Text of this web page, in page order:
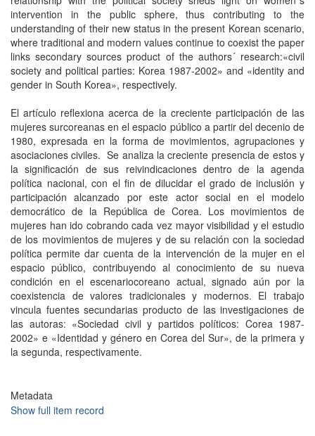
intervention in the public sphere, thus contributing to the
understanding of their new status in the present Korean scenario,
where traditional and modern values continue to coexist the paper
links secondary sources product of the authors´ research:«civil
society and political parties: Korea 1987-2002» and «identity and
gender in South Korea», respectively.
El artículo reflexiona acerca de la creciente participación de las
mujeres surcoreanas en el espacio público a partir del decenio de
1980, expresada en la forma de movimientos, agrupaciones y
asociaciones civiles. Se analiza la creciente presencia de estos y
la significación de sus reivindicaciones dentro de la agenda
política nacional, con el fin de dilucidar el grado de inclusión y
participación alcanzado por este actor social en el modelo
democrático de la República de Corea. Los movimientos de
mujeres han ido cobrando cada vez mayor visibilidad y el estudio
de los movimientos de mujeres y de su relación con la sociedad
política permite dar cuenta de la intervención de la mujer en el
espacio público, contribuyendo al conocimiento de su nueva
condición en el escenariocoreano actual, signado aún por la
coexistencia de valores tradicionales y modernos. El trabajo
vincula fuentes secundarias producto de las investigaciones de
las autoras: «Sociedad civil y partidos políticos: Corea 1987-
2002» e «Identidad y género en Corea del Sur», de la primera y
la segunda, respectivamente.
Metadata
Show full item record